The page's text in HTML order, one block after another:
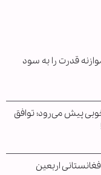
قدرت را به سود
پیش می‌رود؛ توافق
اربعین